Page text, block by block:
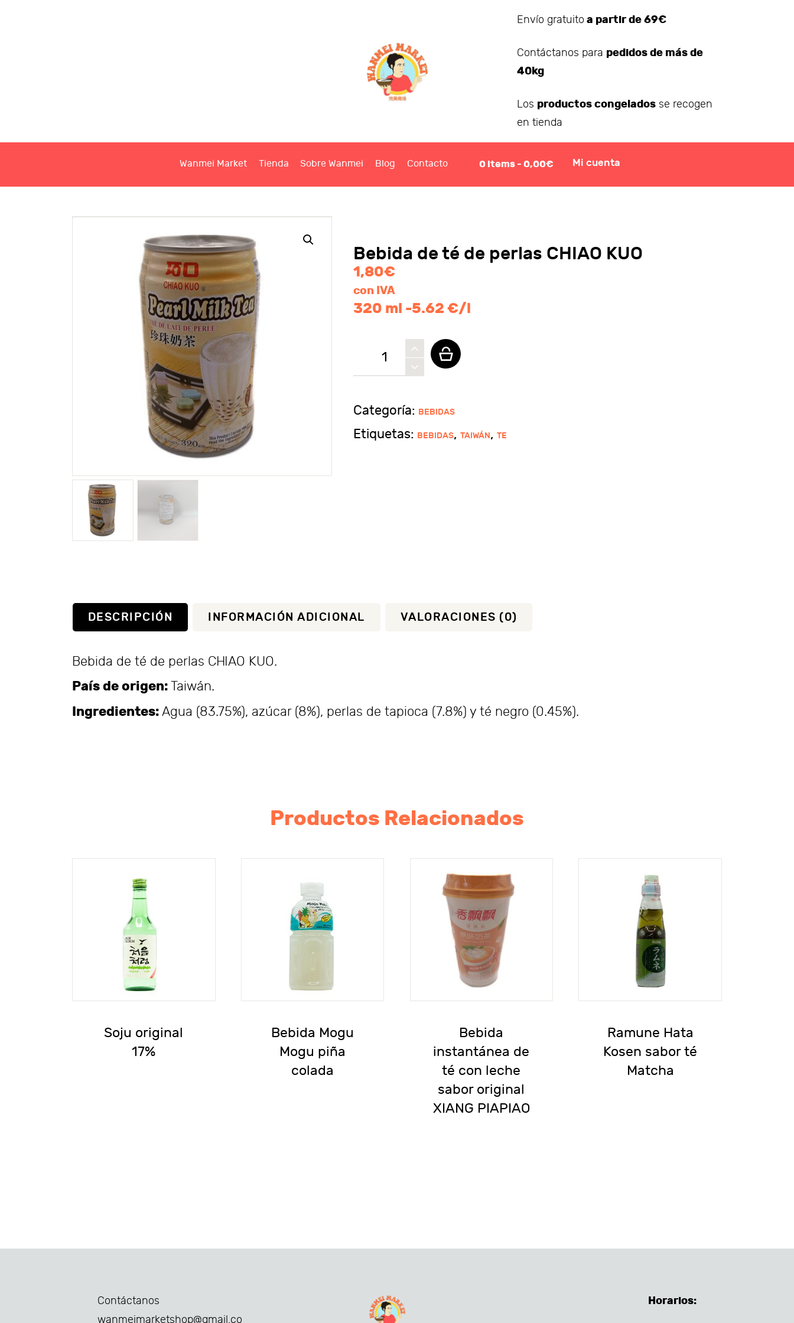
Envío gratuito a partir de 69€
Contáctanos para pedidos de más de
40kg
Los productos congeladosse recogen
en tienda
Wanmei Market Tienda Sobre Wanmei Blog Contacto 0 items - 0,00€ Mi cuenta
SOBRE WANMEI
BLOG
CONTACTO
Bebida de té de perlas CHIAO KUO
1,80€
con IVA
320 ml -5.62 €/l
Bebida
de
perlas
CHIAO
Categoría: BEBIDAS
Etiquetas: BEBIDAS, TAIWÁN, TE
DESCRIPCIÓN INFORMACIÓN ADICIONAL VALORACIONES (0)
Bebida de té de perlas CHIAO KUO.
País de origen:Taiwán.
Ingredientes:Agua (83.75%), azúcar (8%), perlas de tapioca (7.8%) y té negro (0.45%).
Productos Relacionados
Soju original
17%
Bebida Mogu
Mogu piña
colada
Bebida
instantánea de
té con leche
sabor original
XIANG PIAPIAO
Ramune Hata
Kosen sabor té
Matcha
Contáctanos
wanmeimarketshop@gmail.co
Horarios: